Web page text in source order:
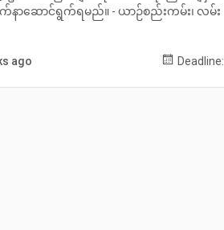
က်နာဆောင်ရွက်ရမည်။ - ယာဉ်စည်းကမ်း၊ လမ်း
ago Deadline: